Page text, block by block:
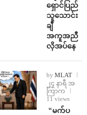
ရှောင်ပြည်
သူသောင်း
ချီ
အကူအညီ
လိုအပ်နေ
by MLAT
၂၄ နာရီ အ
ကြာက
11 views
⁨ ⁨“မက်ပ